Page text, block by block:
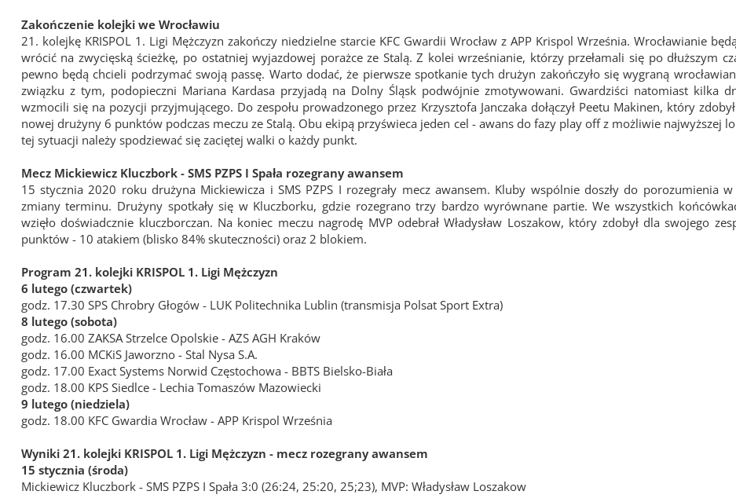
Zakończenie kolejki we Wrocławiu
21. kolejkę KRISPOL 1. Ligi Mężczyzn zakończy niedzielne starcie KFC Gwardii Wrocław z APP Krispol Września. Wrocławianie
wrócić na zwycięską ścieżkę, po ostatniej wyjazdowej porażce ze Stalą. Z kolei wrześnianie, którzy przełamali się po dłuższym
pewno będą chcieli podrzymać swoją passę. Warto dodać, że pierwsze spotkanie tych drużyn zakończyło się wygraną
związku z tym, podopieczni Mariana Kardasa przyjadą na Dolny Śląsk podwójnie zmotywowani. Gwardziści natomiast kilka
wzmocili się na pozycji przyjmującego. Do zespołu prowadzonego przez Krzysztofa Janczaka dołączył Peetu Makinen, który
nowej drużyny 6 punktów podczas meczu ze Stalą. Obu ekipą przyświeca jeden cel - awans do fazy play off z możliwie najwyższej
tej sytuacji należy spodziewać się zaciętej walki o każdy punkt.
Mecz Mickiewicz Kluczbork - SMS PZPS I Spała rozegrany awansem
15 stycznia 2020 roku drużyna Mickiewicza i SMS PZPS I rozegrały mecz awansem. Kluby wspólnie doszły do porozumienia
zmiany terminu. Drużyny spotkały się w Kluczborku, gdzie rozegrano trzy bardzo wyrównane partie. We wszystkich
wzięło doświadcznie kluczborczan. Na koniec meczu nagrodę MVP odebrał Władysław Loszakow, który zdobył dla swojego
punktów - 10 atakiem (blisko 84% skuteczności) oraz 2 blokiem.
Program 21. kolejki KRISPOL 1. Ligi Mężczyzn
6 lutego (czwartek)
godz. 17.30 SPS Chrobry Głogów - LUK Politechnika Lublin (transmisja Polsat Sport Extra)
8 lutego (sobota)
godz. 16.00 ZAKSA Strzelce Opolskie - AZS AGH Kraków
godz. 16.00 MCKiS Jaworzno - Stal Nysa S.A.
godz. 17.00 Exact Systems Norwid Częstochowa - BBTS Bielsko-Biała
godz. 18.00 KPS Siedlce - Lechia Tomaszów Mazowiecki
9 lutego (niedziela)
godz. 18.00 KFC Gwardia Wrocław - APP Krispol Września
Wyniki 21. kolejki KRISPOL 1. Ligi Mężczyzn - mecz rozegrany awansem
15 stycznia (środa)
Mickiewicz Kluczbork - SMS PZPS I Spała 3:0 (26:24, 25:20, 25;23), MVP: Władysław Loszakow